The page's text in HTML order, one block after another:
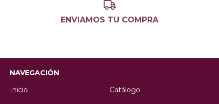
ENVIAMOS TU COMPRA
NAVEGACIÓN
Inicio
Catálogo